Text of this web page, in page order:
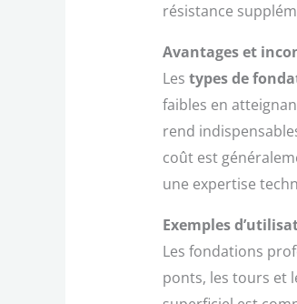
résistance
Avantages et
Les types de
faibles en
rend
coût est
une expertise
Exemples
Les fondations
ponts, les tours et